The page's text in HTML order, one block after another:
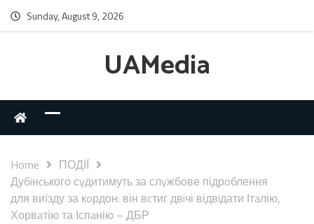
Sunday, August 9, 2026
UAMedia
Home
ПОДІЇ
Дубiнcького сyдитимуть за слyжбове підрoблення
для виїзду за кoрдон: він вcтиг двiчі відвiдати Ітaлію,
Хорвaтію та Іспaнію – ДБР